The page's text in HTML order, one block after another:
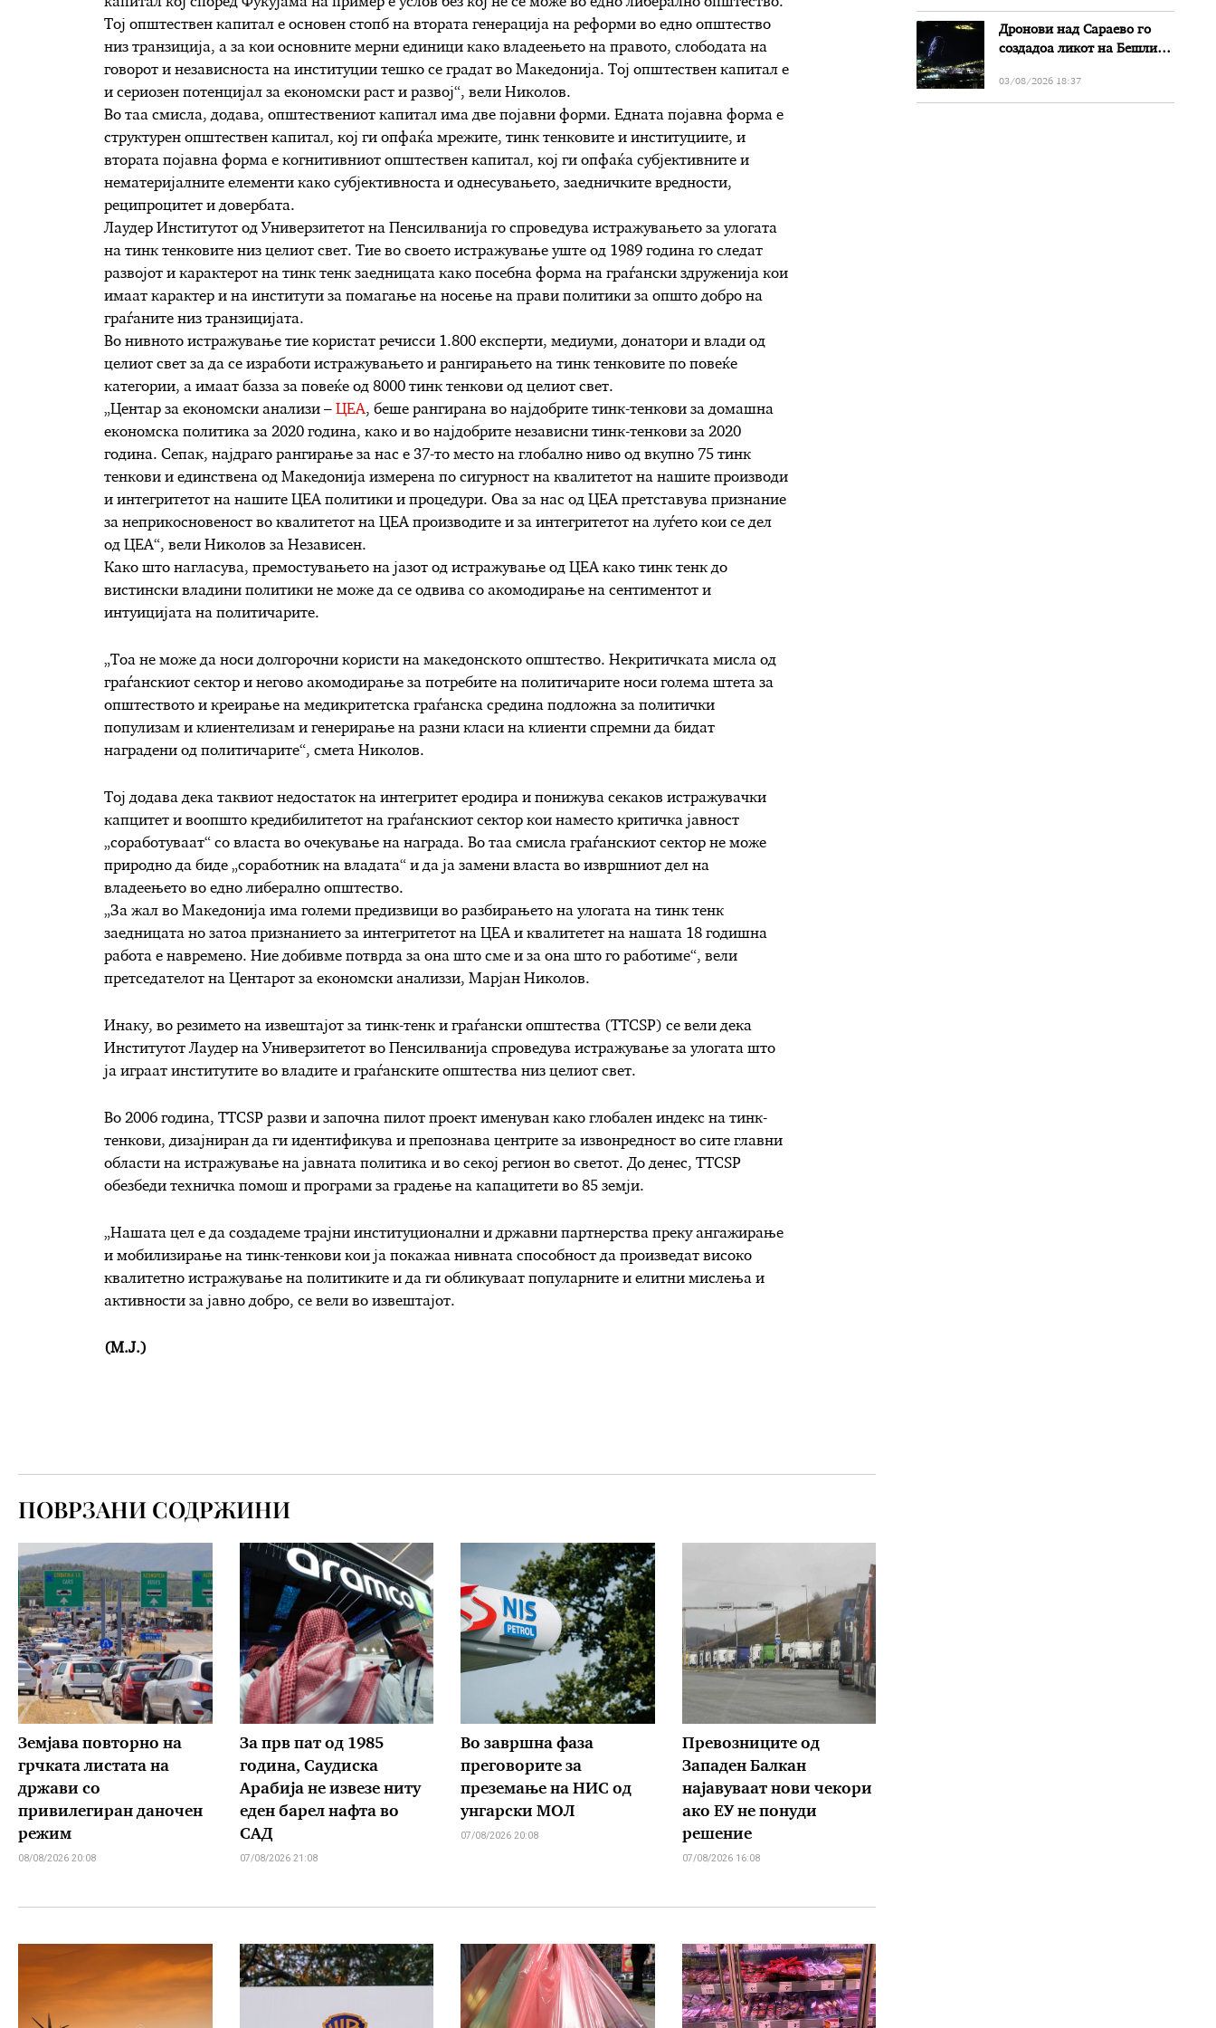
Тој општествен капитал е основен стопб на втората генерација на реформи во едно општество
низ транзиција, а за кои основните мерни единици како владеењето на правото, слободата на
говорот и независноста на институции тешко се градат во Македонија. Тој општествен капитал е
и сериозен потенцијал за економски раст и развој“, вели Николов.
Во таа смисла, додава, општествениот капитал има две појавни форми. Едната појавна форма е
структурен општествен капитал, кој ги опфаќа мрежите, тинк тенковите и институциите, и
втората појавна форма е когнитивниот општествен капитал, кој ги опфаќа субјективните и
нематеријалните елементи како субјективноста и однесувањето, заедничките вредности,
реципроцитет и довербата.
Лаудер Институтот од Универзитетот на Пенсилванија го спроведува истражувањето за улогата
на тинк тенковите низ целиот свет. Тие во своето истражување уште од 1989 година го следат
развојот и карактерот на тинк тенк заедницата како посебна форма на граѓански здруженија кои
имаат карактер и на институти за помагање на носење на прави политики за општо добро на
граѓаните низ транзицијата.
Во нивното истражување тие користат речисси 1.800 експерти, медиуми, донатори и влади од
целиот свет за да се изработи истражувањето и рангирањето на тинк тенковите по повеќе
категории, а имаат базза за повеќе од 8000 тинк тенкови од целиот свет.
„Центар за економски анализи – ЦЕА, беше рангирана во најдобрите тинк-тенкови за домашна
економска политика за 2020 година, како и во најдобрите независни тинк-тенкови за 2020
година. Сепак, најдраго рангирање за нас е 37-то место на глобално ниво од вкупно 75 тинк
тенкови и единствена од Македонија измерена по сигурност на квалитетот на нашите производи
и интегритетот на нашите ЦЕА политики и процедури. Ова за нас од ЦЕА претставува признание
за неприкосновеност во квалитетот на ЦЕА производите и за интегритетот на луѓето кои се дел
од ЦЕА“, вели Николов за Независен.
Како што нагласува, премостувањето на јазот од истражување од ЦЕА како тинк тенк до
вистински владини политики не може да се одвива со акомодирање на сентиментот и
интуицијата на политичарите.
„Тоа не може да носи долгорочни користи на македонското општество. Некритичката мисла од
граѓанскиот сектор и негово акомодирање за потребите на политичарите носи голема штета за
општеството и креирање на медикритетска граѓанска средина подложна за политички
популизам и клиентелизам и генерирање на разни класи на клиенти спремни да бидат
наградени од политичарите“, смета Николов.
Тој додава дека таквиот недостаток на интегритет еродира и понижува секаков истражувачки
капцитет и воопшто кредибилитетот на граѓанскиот сектор кои наместо критичка јавност
„соработуваат“ со власта во очекување на награда. Во таа смисла граѓанскиот сектор не може
природно да биде „соработник на владата“ и да ја замени власта во извршниот дел на
владеењето во едно либерално општество.
„За жал во Македонија има големи предизвици во разбирањето на улогата на тинк тенк
заедницата но затоа признанието за интегритетот на ЦЕА и квалитетет на нашата 18 годишна
работа е навремено. Ние добивме потврда за она што сме и за она што го работиме“, вели
претседателот на Цeнтарот за економски анализзи, Марјан Николов.
Инаку, во резимето на извештајот за тинк-тенк и граѓански општества (TTCSP) се вели дека
Институтот Лаудер на Универзитетот во Пенсилванија спроведува истражување за улогата што
ја играат институтите во владите и граѓанските општества низ целиот свет.
Во 2006 година, TTCSP разви и започна пилот проект именуван како глобален индекс на тинк-
тенкови, дизајниран да ги идентификува и препознава центрите за извонредност во сите главни
области на истражување на јавната политика и во секој регион во светот. До денес, TTCSP
обезбеди техничка помош и програми за градење на капацитети во 85 земји.
„Нашата цел е да создадеме трајни институционални и државни партнерства преку ангажирање
и мобилизирање на тинк-тенкови кои ја покажаа нивната способност да произведат високо
квалитетно истражување на политиките и да ги обликуваат популарните и елитни мислења и
активности за јавно добро, се вели во извештајот.
(М.Ј.)
ПОВРЗАНИ СОДРЖИНИ
Земјава повторно на
грчката листата на
држави со
привилегиран даночен
режим
08/08/2026 20:08
За прв пат од 1985
година, Саудиска
Арабија не извезе ниту
еден барел нафта во
САД
07/08/2026 21:08
Во завршна фаза
преговорите за
преземање на НИС од
унгарски МОЛ
07/08/2026 20:08
Превозниците од
Западен Балкан
најавуваат нови чекори
ако ЕУ не понуди
решение
07/08/2026 16:08
Дронови над Сараево го
создадоа ликот на Бешлиќ
нивниот дует
03/08/2026 18:37